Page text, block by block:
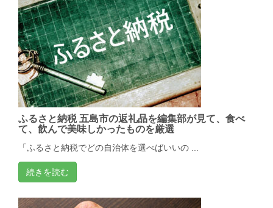
ふるさと納税 五島市の返礼品を編集部が見て、食べ
て、飲んで美味しかったものを厳選
「ふるさと納税でどの自治体を選べばいいの ...
続きを読む